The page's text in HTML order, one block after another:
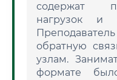
содержат
нагрузок и
обратную
узлам.
формате